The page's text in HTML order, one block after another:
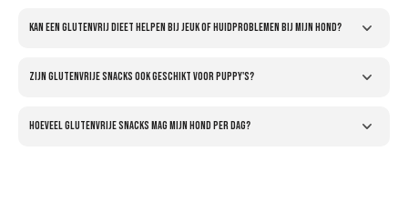
Kan een glutenvrij dieet helpen bij jeuk of huidproblemen bij mijn hond?
Zijn glutenvrije snacks ook geschikt voor puppy's?
Hoeveel glutenvrije snacks mag mijn hond per dag?